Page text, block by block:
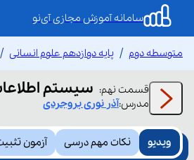
سامانه آموزش مجازی آی‌نو
متوسطه دوم پایه دوازدهم علوم انسانی
قسمت نهم: سیستم
مدرس:آذر نوری بروجردی
ویدیو نکات مهم درسی آزمون